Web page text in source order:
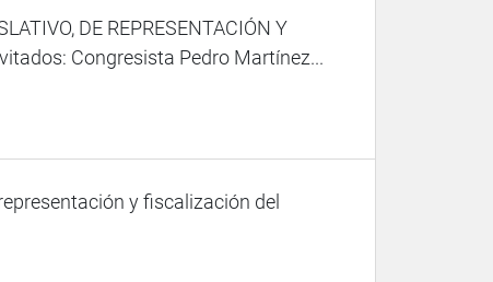
DE REPRESENTACIÓN Y
Congresista Pedro Martínez...
y fiscalización del